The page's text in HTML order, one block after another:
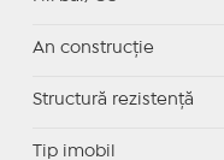
An construcție
Structură rezistență
Tip imobil